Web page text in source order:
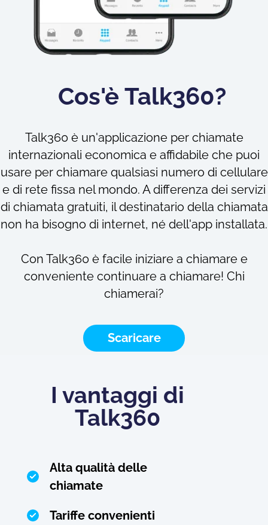
Cos'è Talk360?
Talk360 è un'applicazione per chiamate
internazionali economica e affidabile che puoi
usare per chiamare qualsiasi numero di cellulare
e di rete fissa nel mondo. A differenza dei servizi
di chiamata gratuiti, il destinatario della chiamata
non ha bisogno di internet, né dell'app installata.
Con Talk360 è facile iniziare a chiamare e
conveniente continuare a chiamare! Chi
chiamerai?
Scaricare
I vantaggi di
Talk360
Alta qualità delle
chiamate
Tariffe convenienti